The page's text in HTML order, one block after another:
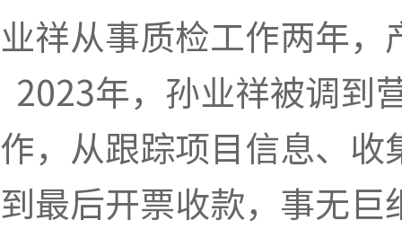
业祥从事质检工作两年
2023年，孙业祥被调到
作，从跟踪项目信息、收
到最后开票收款，事无